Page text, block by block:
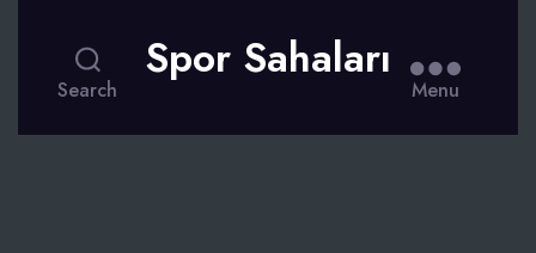
Search
Spor Sahaları
Menu